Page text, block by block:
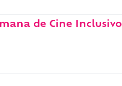
de Cine Inclusivo